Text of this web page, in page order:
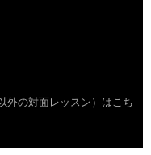
外の対面レッスン）はこち